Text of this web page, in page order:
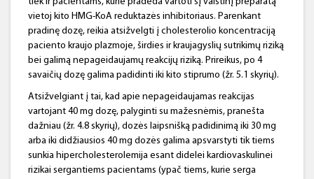
vietoj kito HMG-KoA reduktazės inhibitoriaus. Parenkant
pradinę dozę, reikia atsižvelgti į cholesterolio koncentraciją
paciento kraujo plazmoje, širdies ir kraujagyslių sutrikimų riziką
bei galimą nepageidaujamų reakcijų riziką. Prireikus, po 4
savaičių dozę galima padidinti iki kito stiprumo (žr. 5.1 skyrių).
Atsižvelgiant į tai, kad apie nepageidaujamas reakcijas
vartojant 40 mg dozę, palyginti su mažesnėmis, pranešta
dažniau (žr. 4.8 skyrių), dozės laipsnišką padidinimą iki 30 mg
arba iki didžiausios 40 mg dozės galima apsvarstyti tik tiems
sunkia hipercholesterolemija esant didelei kardiovaskulinei
rizikai sergantiems pacientams (ypač tiems, kurie serga